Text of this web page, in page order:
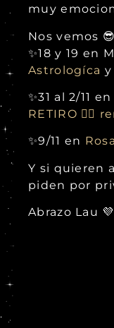
muy
Nos vemos 😎
✨18 y 19 en
Astrologíca
✨31 al 2/11 en
RETIRO 🐦‍🔥
✨9/11 en
Y si quieren
piden por
Abrazo Lau 💜